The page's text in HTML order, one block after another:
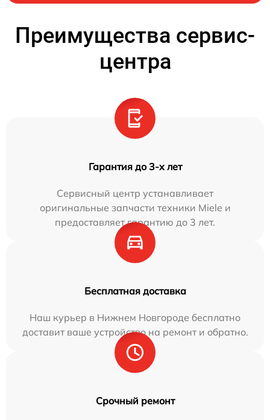
Преимущества сервис-
центра
Гарантия до 3-х лет
Сервисный центр устанавливает
оригинальные запчасти техники Miele и
предоставляет гарантию до 3 лет.
Бесплатная доставка
Наш курьер в Нижнем Новгороде бесплатно
доставит ваше устройство на ремонт и обратно.
Срочный ремонт